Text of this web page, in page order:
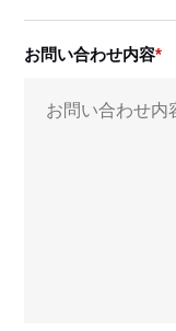
お問い合わせ内容